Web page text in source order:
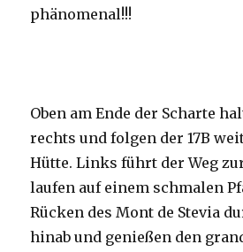
phänomenal!!!
Oben am Ende der Scharte
rechts und folgen der 17B
Hütte. Links führt der Weg
laufen auf einem schmalen
Rücken des Mont de Stevia
hinab und genießen den